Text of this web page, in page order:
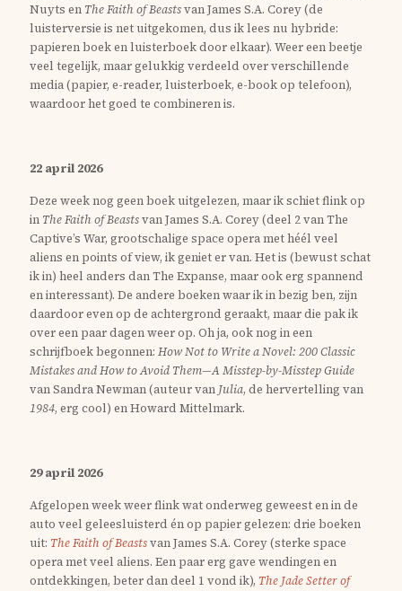
Nuyts en The Faith of Beastsvan James S.A. Corey (de
luisterversie is net uitgekomen, dus ik lees nu hybride:
papieren boek en luisterboek door elkaar). Weer een beetje
veel tegelijk, maar gelukkig verdeeld over verschillende
media (papier, e-reader, luisterboek, e-book op telefoon),
waardoor het goed te combineren is.
22 april 2026
Deze week nog geen boek uitgelezen, maar ik schiet flink op
in The Faith of Beastsvan James S.A. Corey (deel 2 van The
Captive’s War, grootschalige space opera met héél veel
aliens en points of view, ik geniet er van. Het is (bewust schat
ik in) heel anders dan The Expanse, maar ook erg spannend
en interessant). De andere boeken waar ik in bezig ben, zijn
daardoor even op de achtergrond geraakt, maar die pak ik
over een paar dagen weer op. Oh ja, ook nog in een
schrijfboek begonnen: How Not to Write a Novel: 200 Classic
Mistakes and How to Avoid Them—A Misstep-by-Misstep Guide
van Sandra Newman (auteur van Julia, de hervertelling van
1984, erg cool) en Howard Mittelmark.
29 april 2026
Afgelopen week weer flink wat onderweg geweest en in de
auto veel geleesluisterd én op papier gelezen: drie boeken
uit: The Faith of Beastsvan James S.A. Corey (sterke space
opera met veel aliens. Een paar erg gave wendingen en
ontdekkingen, beter dan deel 1 vond ik), The Jade Setter of